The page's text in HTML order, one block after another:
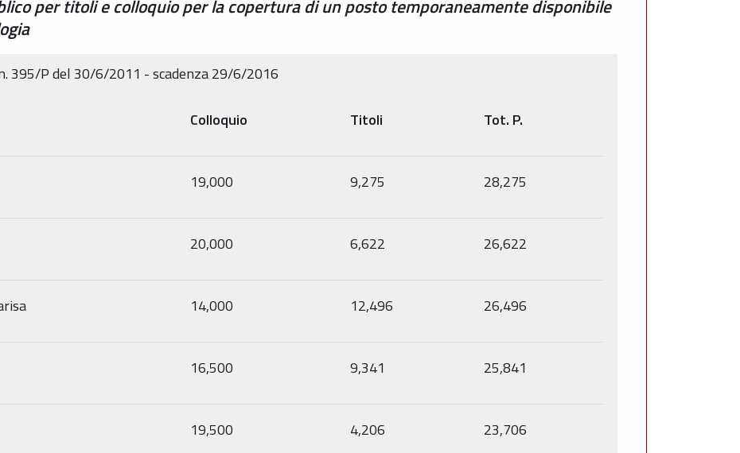
per titoli e colloquio per la copertura di un posto temporaneamente disponibile
395/P del 30/6/2011 - scadenza 29/6/2016
Colloquio Titoli Tot. P.
19,000 9,275 28,275
20,000 6,622 26,622
14,000 12,496 26,496
16,500 9,341 25,841
19,500 4,206 23,706